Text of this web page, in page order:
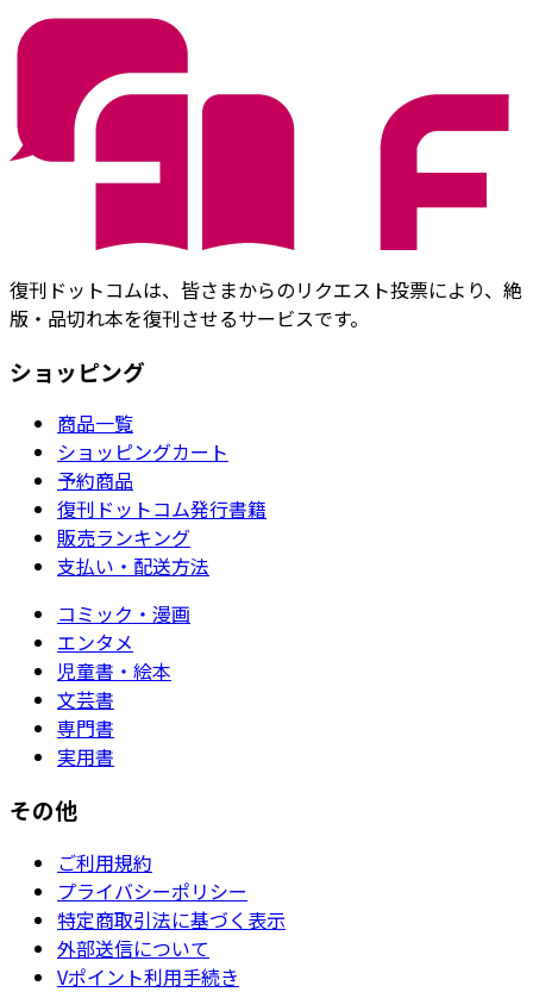
復刊ドットコムは、皆さまからのリクエスト投票により、絶
版・品切れ本を復刊させるサービスです。
ショッピング
商品一覧
ショッピングカート
予約商品
復刊ドットコム発行書籍
販売ランキング
支払い・配送方法
コミック・漫画
エンタメ
児童書・絵本
文芸書
専門書
実用書
その他
ご利用規約
プライバシーポリシー
特定商取引法に基づく表示
外部送信について
Vポイント利用手続き